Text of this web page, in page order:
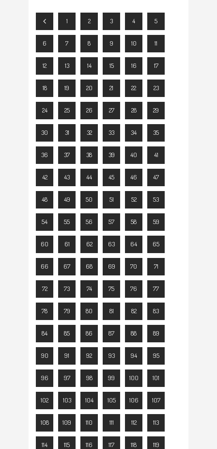
1 2 3 4 5
6 7 8 9 10 11
12 13 14 15 16 17
18 19 20 21 22 23
24 25 26 27 28 29
30 31 32 33 34 35
36 37 38 39 40 41
42 43 44 45 46 47
48 49 50 51 52 53
54 55 56 57 58 59
60 61 62 63 64 65
66 67 68 69 70 71
72 73 74 75 76 77
78 79 80 81 82 83
84 85 86 87 88 89
90 91 92 93 94 95
96 97 98 99 100 101
102 103 104 105 106 107
108 109 110 111 112 113
114 115 116 117 118 119